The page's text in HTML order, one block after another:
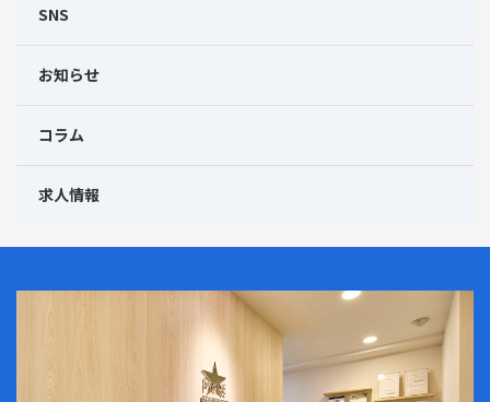
SNS
お知らせ
コラム
求人情報